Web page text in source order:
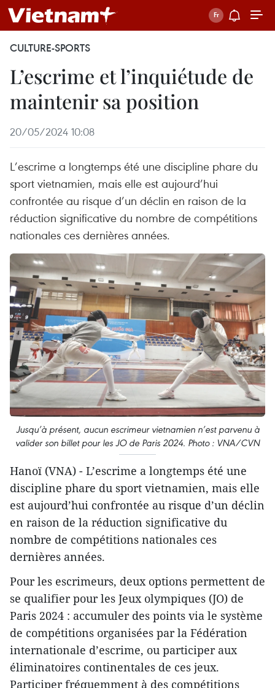
CULTURE-SPORTS
L’escrime et l’inquiétude de
maintenir sa position
20/05/2024 10:08
L’escrime a longtemps été une discipline phare du
sport vietnamien, mais elle est aujourd’hui
confrontée au risque d’un déclin en raison de la
réduction significative du nombre de compétitions
nationales ces dernières années.
Jusqu’à présent, aucun escrimeur vietnamien n’est parvenu à
valider son billet pour les JO de Paris 2024. Photo : VNA/CVN
Hanoï (VNA) - L’escrime a longtemps été une
discipline phare du sport vietnamien, mais elle
est aujourd’hui confrontée au risque d’un déclin
en raison de la réduction significative du
nombre de compétitions nationales ces
dernières années.
Pour les escrimeurs, deux options permettent de
se qualifier pour les Jeux olympiques (JO) de
Paris 2024 : accumuler des points via le système
de compétitions organisées par la Fédération
internationale d’escrime, ou participer aux
éliminatoires continentales de ces jeux.
Participer fréquemment à des compétitions